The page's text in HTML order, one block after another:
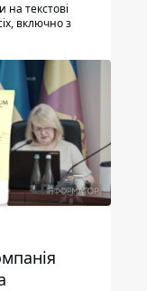
на текстові
включно з